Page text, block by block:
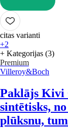
LIKT GROZĀ
citas varianti
+2
+ Kategorijas (3)
Premium
Villeroy&Boch
Paklājs Kivi
sintētisks,
plūksnu,